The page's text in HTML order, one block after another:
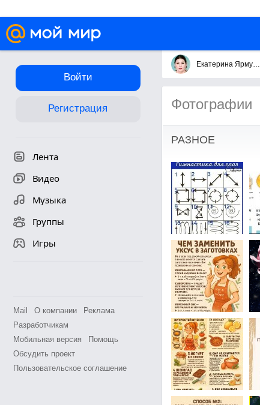
Войти
Регистрация
Лента
Видео
Музыка
Группы
Игры
Mail О компании
Реклама
Разработчикам
Мобильная версия
Помощь
Обсудить проект
Пользовательское соглашение
Екатерина Ярмульник
Фотографии
РАЗНОЕ